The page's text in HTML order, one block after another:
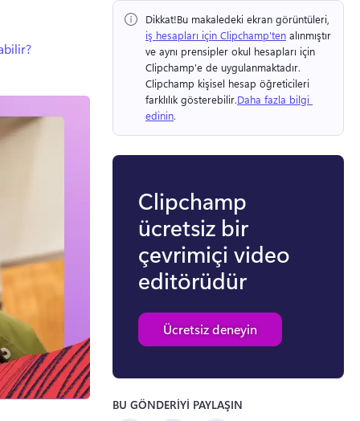
Dikkat!
iş hesapları için Clipchamp'ten alınmıştır
ve aynı prensipler okul hesapları için
Clipchamp kişisel hesap öğreticileri
farklılık gösterebilir.Daha fazla bilgi
edinin.
Clipchamp
ücretsiz bir
çevrimiçi video
editörüdür
Ücretsiz deneyin
BU GÖNDERİYİ PAYLAŞIN